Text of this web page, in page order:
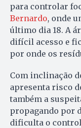
para controlar
Bernardo, onde
último dia 18. A
difícil acesso e
por onde os
Com inclinação
apresenta risco
também a
propagando por
dificulta o